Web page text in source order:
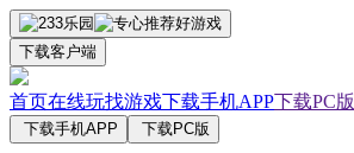
下载客户端
首页在线玩找游戏下载手机APP下载PC版
下载手机APP 下载PC版